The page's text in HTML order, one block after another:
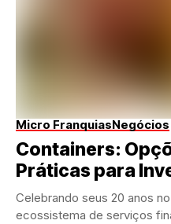
Micro FranquiasNegócios
Containers:
Práticas para
Celebrando seus 20 anos
ecossistema de serviços